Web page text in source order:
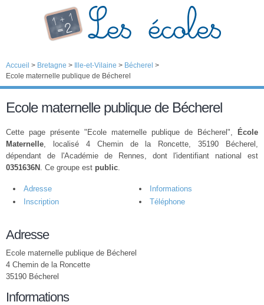
Accueil > Bretagne > Ille-et-Vilaine > Bécherel >
Ecole maternelle publique de Bécherel
Ecole maternelle publique de Bécherel
Cette page présente "Ecole maternelle publique de Bécherel",
École
Maternelle, localisé 4 Chemin de la Roncette, 35190 Bécherel,
dépendant de l'Académie de Rennes, dont l'identifiant national est
0351636N . Ce groupe est public.
Adresse
Informations
Inscription
Téléphone
Adresse
Ecole maternelle publique de Bécherel
4 Chemin de la Roncette
35190 Bécherel
Informations